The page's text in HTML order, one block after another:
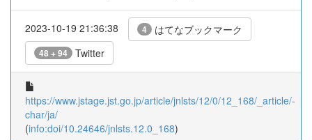
2023-10-19 21:36:38 4 はてなブックマーク
48 + 94 Twitter
https://www.jstage.jst.go.jp/article/jnlsts/12/0/12_168/_article/-
char/ja/
(info:doi/10.24646/jnlsts.12.0_168)